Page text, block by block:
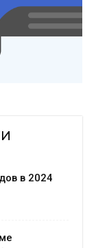
в 2024